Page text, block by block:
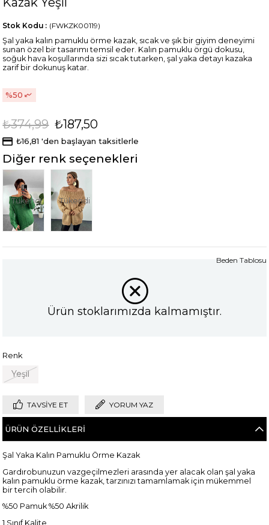
(FWKZK00119)
Stok Kodu
Şal yaka kalın pamuklu örme kazak, sıcak ve şık bir giyim deneyimi
sunan özel bir tasarımı temsil eder. Kalın pamuklu örgü dokusu,
soğuk hava koşullarında sizi sıcak tutarken, şal yaka detayı kazaka
zarif bir dokunuş katar.
50
₺374,99 ₺187,50
₺16,81 'den başlayan taksitlerle
Diğer renk seçenekleri
Tükendi Tükendi
Ürün stoklarımızda kalmamıştır.
Renk
Yeşil
Beden Tablosu
TAVSIYE ET YORUM YAZ
ÜRÜN ÖZELLIKLERI
Şal Yaka Kalın Pamuklu Örme Kazak
Gardırobunuzun vazgeçilmezleri arasında yer alacak olan şal yaka
kalın pamuklu örme kazak, tarzınızı tamamlamak için mükemmel
bir tercih olabilir.
%50 Pamuk %50 Akrilik
1.Sınıf Kalite